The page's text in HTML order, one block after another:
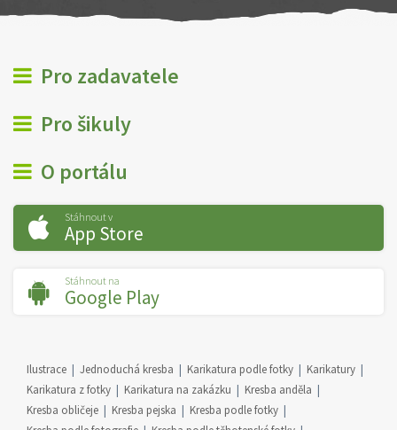
Pro zadavatele
Pro šikuly
O portálu
Stáhnout v
App Store
Stáhnout na
Google Play
Ilustrace Jednoduchá kresba Karikatura podle fotky
Karikatury
Karikatura z fotky
Karikatura na zakázku
Kresba anděla
Kresba obličeje
Kresba pejska
Kresba podle fotky